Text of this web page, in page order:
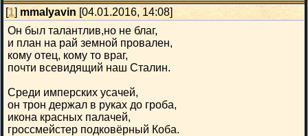
[1] mmalyavin [04.01.2016, 14:08]
Он был талантлив,но не благ,
и план на рай земной провален,
кому отец, кому то враг,
почти всевидящий наш Сталин.
Среди имперских усачей,
он трон держал в руках до гроба,
икона красных палачей,
гроссмейстер подковёрный Коба.